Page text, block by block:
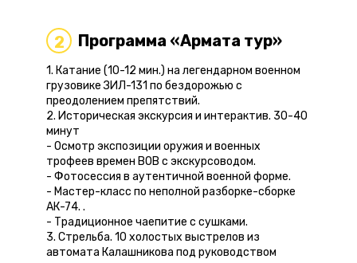
2 Программа «Армата тур»
1. Катание (10-12 мин.) на легендарном военном
грузовике ЗИЛ-131 по бездорожью с
преодолением препятствий.
2. Историческая экскурсия и интерактив. 30-40
минут
- Осмотр экспозиции оружия и военных
трофеев времен ВОВ с экскурсоводом.
- Фотосессия в аутентичной военной форме.
- Мастер-класс по неполной разборке-сборке
АК-74. .
- Традиционное чаепитие с сушками.
3. Стрельба. 10 холостых выстрелов из
автомата Калашникова под руководством